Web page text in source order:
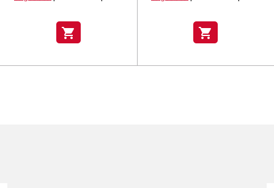
shopping_cart shopping_cart